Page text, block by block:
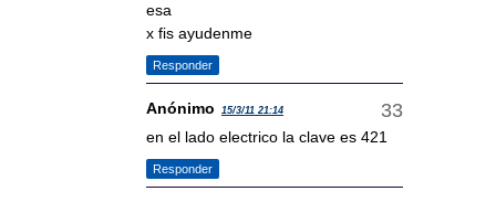
esa
x fis ayudenme
Responder
Anónimo 15/3/11 21:14
en el lado electrico la clave es 421
Responder